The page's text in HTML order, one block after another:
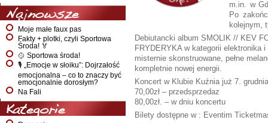
Najnowsze
Moje małe faux pas
Fakty + plotki, czyli Sportowa
Środa! 🏅
🥎 Sportowa środa!
🎙️ „Emocje w słoiku”: Dojrzałość
emocjonalna – co to znaczy być
emocjonalnie dorosłym?
Na Fali
Kategorie
m.in. w
Po
kolejnym,
Debiutancki album SMOLIK // KEV
FRYDERYKA w kategorii elektronika
misternie skonstruowane, pełne
kompletnie nowej energii.
Koncert w Klubie Kuźnia już 7.
70,00zł – przedsprzedaz
80,00zł. – w dniu koncertu
Bilety dostępne w : Eventim